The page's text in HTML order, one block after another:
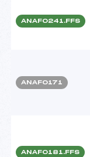
ANAF0241.FFS
ANAF0171
ANAF0181.FFS